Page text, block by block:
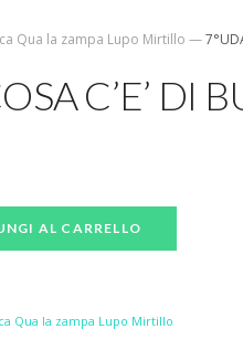
Qua la zampa Lupo Mirtillo —
C’E’ DI
AL CARRELLO
Qua la zampa Lupo Mirtillo